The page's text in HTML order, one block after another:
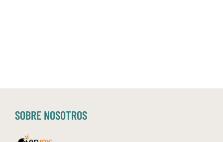
SOBRE NOSOTROS